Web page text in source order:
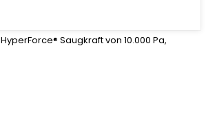
Saugkraft von 10.000 Pa,